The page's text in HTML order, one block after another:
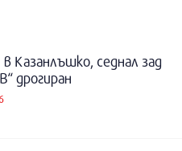
в Казанлъшко, седнал зад
дрогиран